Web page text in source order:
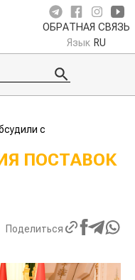
ОБРАТНАЯ СВЯЗЬ
Язык RU
с
ПОСТАВОК
Поделиться